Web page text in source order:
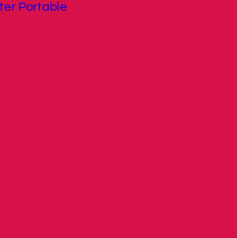
Portable